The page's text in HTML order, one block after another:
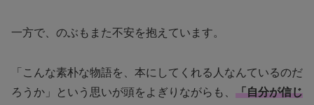
一方で、のぶもまた不安を抱えています。
「こんな素朴な物語を、本にしてくれる人なんているのだ
ろうか」という思いが頭をよぎりながらも、 「自分が信じ